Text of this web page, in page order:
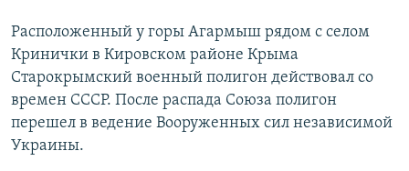
Расположенный у горы Агармыш рядом с селом
Кринички в Кировском районе Крыма
Старокрымский военный полигон действовал со
времен СССР. После распада Союза полигон
перешел в ведение Вооруженных сил независимой
Украины.